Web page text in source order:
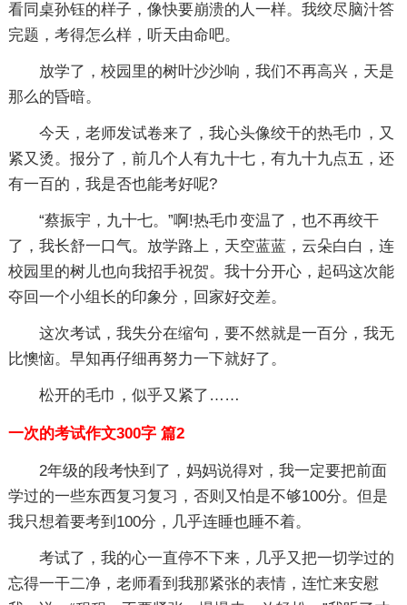
看同桌孙钰的样子，像快要崩溃的人一样。我绞尽脑汁答
完题，考得怎么样，听天由命吧。
放学了，校园里的树叶沙沙响，我们不再高兴，天是
那么的昏暗。
今天，老师发试卷来了，我心头像绞干的热毛巾，又
紧又烫。报分了，前几个人有九十七，有九十九点五，还
有一百的，我是否也能考好呢?
“蔡振宇，九十七。”啊!热毛巾变温了，也不再绞干
了，我长舒一口气。放学路上，天空蓝蓝，云朵白白，连
校园里的树儿也向我招手祝贺。我十分开心，起码这次能
夺回一个小组长的印象分，回家好交差。
这次考试，我失分在缩句，要不然就是一百分，我无
比懊恼。早知再仔细再努力一下就好了。
松开的毛巾，似乎又紧了……
一次的考试作文300字 篇2
2年级的段考快到了，妈妈说得对，我一定要把前面
学过的一些东西复习复习，否则又怕是不够100分。但是
我只想着要考到100分，几乎连睡也睡不着。
考试了，我的心一直停不下来，几乎又把一切学过的
忘得一干二净，老师看到我那紧张的表情，连忙来安慰